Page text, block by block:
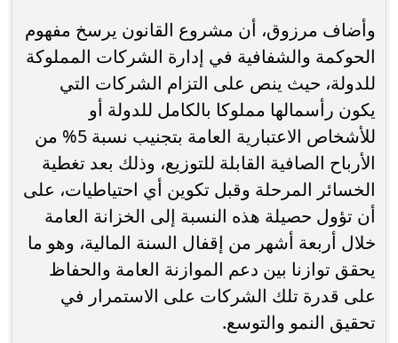
وأضاف مرزوق، أن مشروع القانون يرسخ مفهوم
الحوكمة والشفافية في إدارة الشركات المملوكة
للدولة، حيث ينص على التزام الشركات التي
يكون رأسمالها مملوكا بالكامل للدولة أو
للأشخاص الاعتبارية العامة بتجنيب نسبة 5% من
الأرباح الصافية القابلة للتوزيع، وذلك بعد تغطية
الخسائر المرحلة وقبل تكوين أي احتياطيات، على
أن تؤول حصيلة هذه النسبة إلى الخزانة العامة
خلال أربعة أشهر من إقفال السنة المالية، وهو ما
يحقق توازنا بين دعم الموازنة العامة والحفاظ
على قدرة تلك الشركات على الاستمرار في
تحقيق النمو والتوسع.